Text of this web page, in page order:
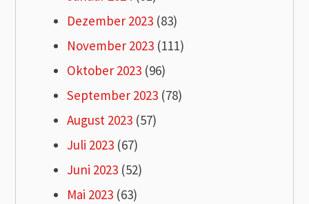
Dezember 2023 (83)
November 2023 (111)
Oktober 2023 (96)
September 2023 (78)
August 2023 (57)
Juli 2023 (67)
Juni 2023 (52)
Mai 2023 (63)